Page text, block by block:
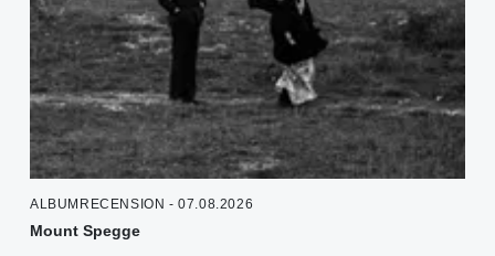
ALBUMRECENSION - 07.08.2026
Mount Spegge